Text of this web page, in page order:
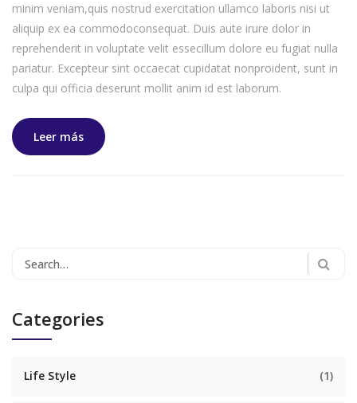
minim veniam,quis nostrud exercitation ullamco laboris nisi ut
aliquip ex ea commodoconsequat. Duis aute irure dolor in
reprehenderit in voluptate velit essecillum dolore eu fugiat nulla
pariatur. Excepteur sint occaecat cupidatat nonproident, sunt in
culpa qui officia deserunt mollit anim id est laborum.
Leer más
Search
Categories
Life Style (1)